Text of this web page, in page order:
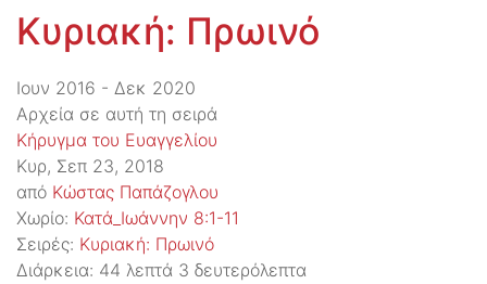
Kυριακή: Πρωινό
Ιουν 2016 - Δεκ 2020
Αρχεία σε αυτή τη σειρά
Κήρυγμα του Ευαγγελίου
Κυρ, Σεπ 23, 2018
από Κώστας Παπάζογλου
Χωρίο: Κατά_Ιωάννην 8:1-11
Σειρές: Kυριακή: Πρωινό
Διάρκεια: 44 λεπτά 3 δευτερόλεπτα